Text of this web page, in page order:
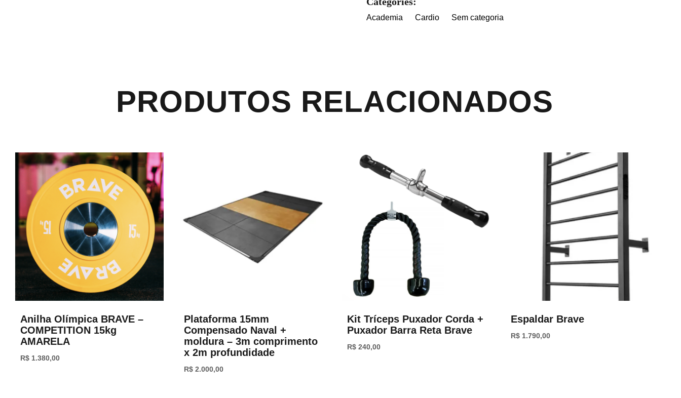
Academia Cardio Sem categoria
PRODUTOS RELACIONADOS
Anilha Olímpica BRAVE –
COMPETITION 15kg
AMARELA
R$ 1.380,00
Plataforma 15mm
Compensado Naval +
moldura – 3m comprimento
x 2m profundidade
R$2.000,00
Kit Tríceps Puxador Corda +
Puxador Barra Reta Brave
R$ 240,00
Espaldar Brave
R$1.790,00